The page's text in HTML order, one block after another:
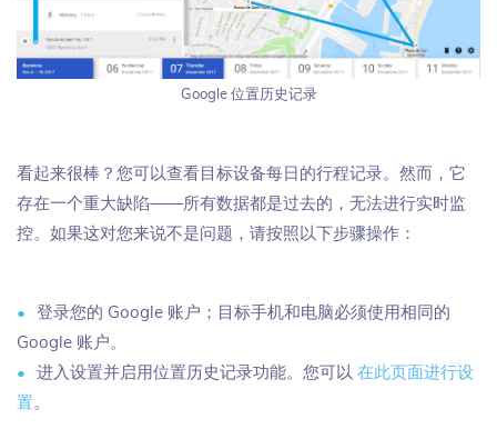
Google 位置历史记录
看起来很棒？您可以查看目标设备每日的行程记录。然而，它
存在一个重大缺陷——所有数据都是过去的，无法进行实时监
控。如果这对您来说不是问题，请按照以下步骤操作：
登录您的 Google 账户；目标手机和电脑必须使用相同的
Google 账户。
进入设置并启用位置历史记录功能。您可以 在此页面进行设
置。